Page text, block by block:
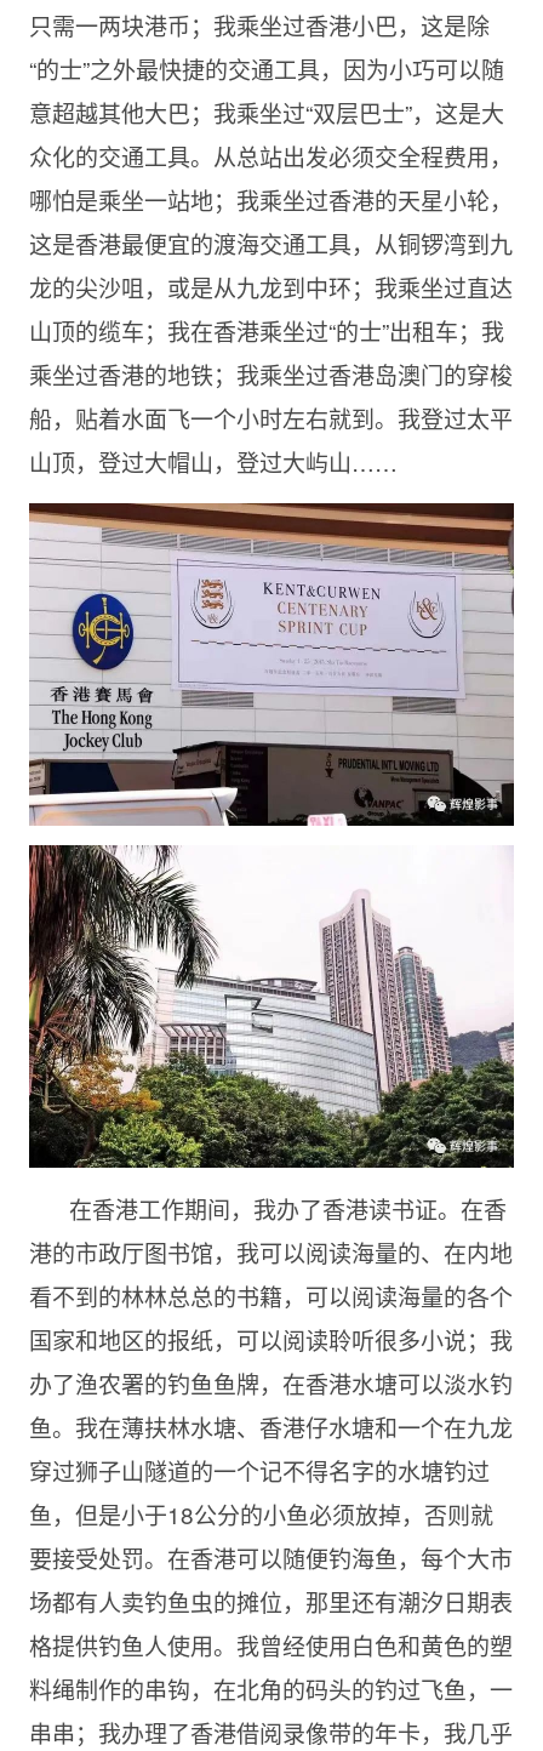
只需一两块港币；我乘坐过香港小巴，这是除
“的士”之外最快捷的交通工具，因为小巧可以随
意超越其他大巴；我乘坐过“双层巴士”，这是大
众化的交通工具。从总站出发必须交全程费用，
哪怕是乘坐一站地；我乘坐过香港的天星小轮，
这是香港最便宜的渡海交通工具，从铜锣湾到九
龙的尖沙咀，或是从九龙到中环；我乘坐过直达
山顶的缆车；我在香港乘坐过“的士”出租车；我
乘坐过香港的地铁；我乘坐过香港岛澳门的穿梭
船，贴着水面飞一个小时左右就到。我登过太平
山顶，登过大帽山，登过大屿山……
在香港工作期间，我办了香港读书证。在香
港的市政厅图书馆，我可以阅读海量的、在内地
看不到的林林总总的书籍，可以阅读海量的各个
国家和地区的报纸，可以阅读聆听很多小说；我
办了渔农署的钓鱼鱼牌，在香港水塘可以淡水钓
鱼。我在薄扶林水塘、香港仔水塘和一个在九龙
穿过狮子山隧道的一个记不得名字的水塘钓过
鱼，但是小于18公分的小鱼必须放掉，否则就
要接受处罚。在香港可以随便钓海鱼，每个大市
场都有人卖钓鱼虫的摊位，那里还有潮汐日期表
格提供钓鱼人使用。我曾经使用白色和黄色的塑
料绳制作的串钩，在北角的码头的钓过飞鱼，一
串串；我办理了香港借阅录像带的年卡，我几乎